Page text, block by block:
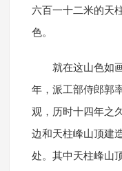
六百一十二米的天
色。
就在这山色如
年，派工部侍郎郭
观，历时十四年之
边和天柱峰山顶建
处。其中天柱峰山